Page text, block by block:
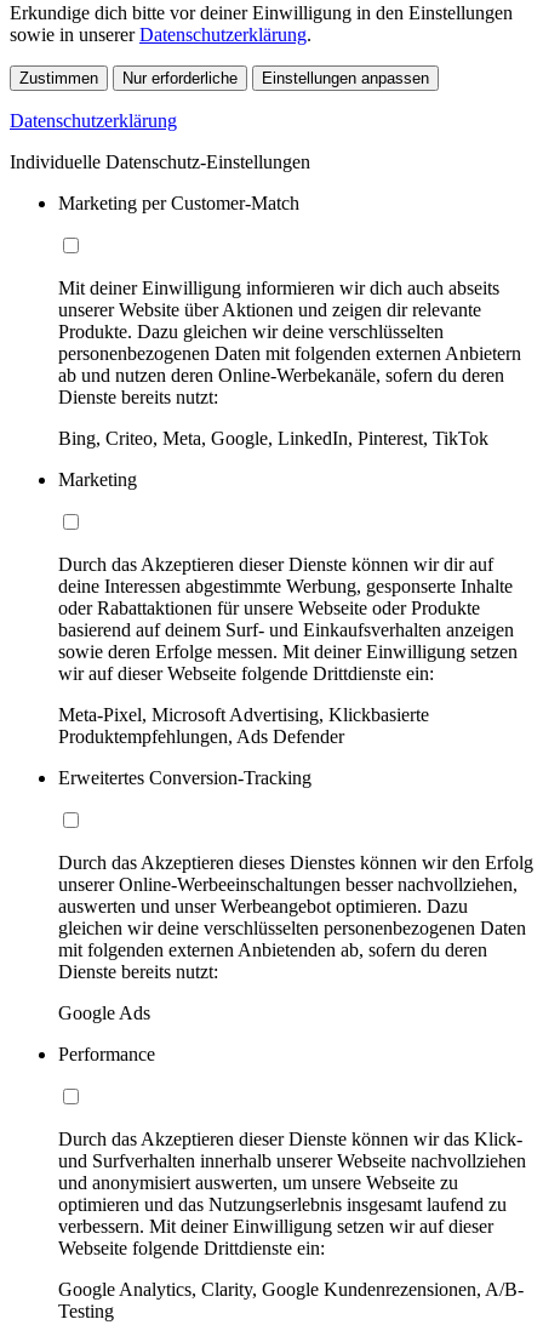
Erkundige dich bitte vor deiner Einwilligung in den Einstellungen
sowie in unsererDatenschutzerklärung.
Zustimmen Nur erforderliche Einstellungen anpassen
Datenschutzerklärung
Individuelle Datenschutz-Einstellungen
Marketing per Customer-Match
Mit deiner Einwilligung informieren wir dich auch abseits
unserer Website über Aktionen und zeigen dir relevante
Produkte. Dazu gleichen wir deine verschlüsselten
personenbezogenen Daten mit folgenden externen Anbietern
ab und nutzen deren Online-Werbekanäle, sofern du deren
Dienste bereits nutzt:
Bing, Criteo, Meta, Google, LinkedIn, Pinterest, TikTok
Marketing
Durch das Akzeptieren dieser Dienste können wir dir auf
deine Interessen abgestimmte Werbung, gesponserte Inhalte
oder Rabattaktionen für unsere Webseite oder Produkte
basierend auf deinem Surf- und Einkaufsverhalten anzeigen
sowie deren Erfolge messen. Mit deiner Einwilligung setzen
wir auf dieser Webseite folgende Drittdienste ein:
Meta-Pixel, Microsoft Advertising, Klickbasierte
Produktempfehlungen, Ads Defender
Erweitertes Conversion-Tracking
Durch das Akzeptieren dieses Dienstes können wir den Erfolg
unserer Online-Werbeeinschaltungen besser nachvollziehen,
auswerten und unser Werbeangebot optimieren. Dazu
gleichen wir deine verschlüsselten personenbezogenen Daten
mit folgenden externen Anbietenden ab, sofern du deren
Dienste bereits nutzt:
Google Ads
Performance
Durch das Akzeptieren dieser Dienste können wir das Klick-
und Surfverhalten innerhalb unserer Webseite nachvollziehen
und anonymisiert auswerten, um unsere Webseite zu
optimieren und das Nutzungserlebnis insgesamt laufend zu
verbessern. Mit deiner Einwilligung setzen wir auf dieser
Webseite folgende Drittdienste ein:
Google Analytics, Clarity, Google Kundenrezensionen, A/B-
Testing